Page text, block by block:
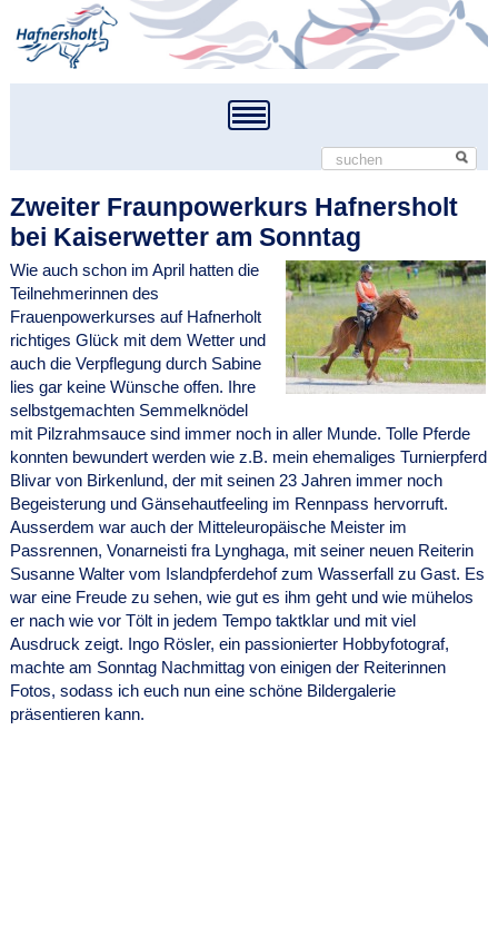
Zweiter Fraunpowerkurs Hafnersholt
bei Kaiserwetter am Sonntag
Wie auch schon im April hatten die
Teilnehmerinnen des
Frauenpowerkurses auf Hafnerholt
richtiges Glück mit dem Wetter und
auch die Verpflegung durch Sabine
lies gar keine Wünsche offen. Ihre
selbstgemachten Semmelknödel
mit Pilzrahmsauce sind immer noch in aller Munde. Tolle Pferde
konnten bewundert werden wie z.B. mein ehemaliges Turnierpferd
Blivar von Birkenlund, der mit seinen 23 Jahren immer noch
Begeisterung und Gänsehautfeeling im Rennpass hervorruft.
Ausserdem war auch der Mitteleuropäische Meister im
Passrennen, Vonarneisti fra Lynghaga, mit seiner neuen Reiterin
Susanne Walter vom Islandpferdehof zum Wasserfall zu Gast. Es
war eine Freude zu sehen, wie gut es ihm geht und wie mühelos
er nach wie vor Tölt in jedem Tempo taktklar und mit viel
Ausdruck zeigt. Ingo Rösler, ein passionierter Hobbyfotograf,
machte am Sonntag Nachmittag von einigen der Reiterinnen
Fotos, sodass ich euch nun eine schöne Bildergalerie
präsentieren kann.